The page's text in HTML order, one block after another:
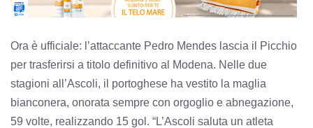
Ora è ufficiale: l’attaccante Pedro Mendes lascia il Picchio
per trasferirsi a titolo definitivo al Modena. Nelle due
stagioni all’Ascoli, il portoghese ha vestito la maglia
bianconera, onorata sempre con orgoglio e abnegazione,
59 volte, realizzando 15 gol. “L’Ascoli saluta un atleta